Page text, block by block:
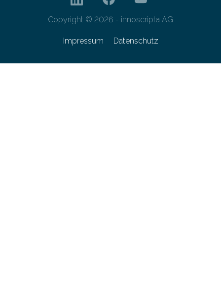
Copyright © 2026 - innoscripta AG
Impressum Datenschutz